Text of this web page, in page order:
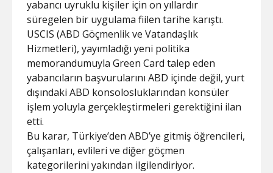
yabancı uyruklu kişiler için on yıllardır
süregelen bir uygulama fiilen tarihe karıştı.
USCIS (ABD Göçmenlik ve Vatandaşlık
Hizmetleri), yayımladığı yeni politika
memorandumuyla Green Card talep eden
yabancıların başvurularını ABD içinde değil, yurt
dışındaki ABD konsolosluklarından konsüler
işlem yoluyla gerçekleştirmeleri gerektiğini ilan
etti.
Bu karar, Türkiye’den ABD’ye gitmiş öğrencileri,
çalışanları, evlileri ve diğer göçmen
kategorilerini yakından ilgilendiriyor.